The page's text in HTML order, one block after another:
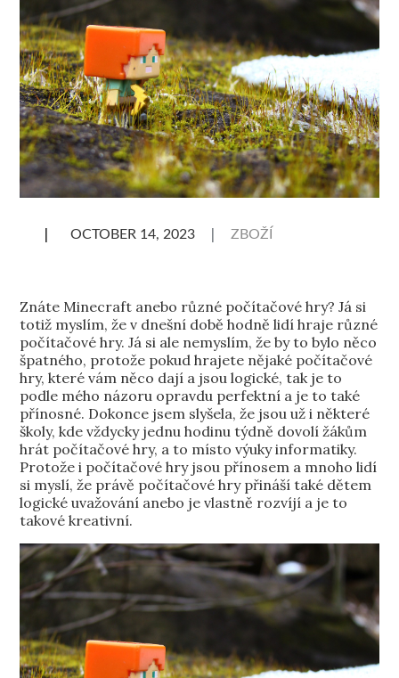
ZBOŽÍ
Znáte Minecraft anebo různé počítačové hry? Já si
totiž myslím, že v dnešní době hodně lidí hraje různé
počítačové hry. Já si ale nemyslím, že by to bylo něco
špatného, protože pokud hrajete nějaké počítačové
hry, které vám něco dají a jsou logické, tak je to
podle mého názoru opravdu perfektní a je to také
přínosné. Dokonce jsem slyšela, že jsou už i některé
školy, kde vždycky jednu hodinu týdně dovolí žákům
hrát počítačové hry, a to místo výuky informatiky.
Protože i počítačové hry jsou přínosem a mnoho lidí
si myslí, že právě počítačové hry přináší také dětem
logické uvažování anebo je vlastně rozvíjí a je to
takové kreativní.